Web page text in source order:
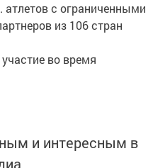
с ограниченными
из 106 стран
во время
и интересным в